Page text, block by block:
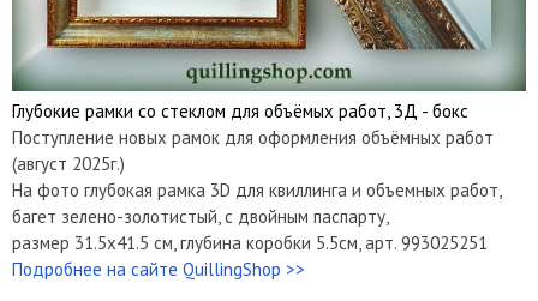
Глубокие рамки со стеклом для объёмых работ, 3Д - бокс
Поступление новых рамок для оформления объёмных работ
(август 2025г.)
На фото глубокая рамка 3D для квиллинга и объемных работ,
багет зелено-золотистый, с двойным паспарту,
размер 31.5x41.5 см, глубина коробки 5.5см, арт. 993025251
Подробнее на сайте QuillingShop >>